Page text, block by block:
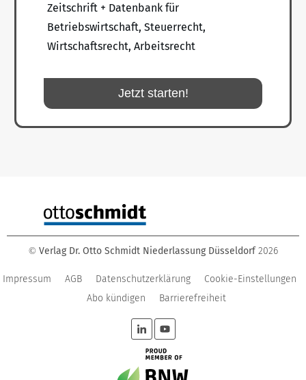
Zeitschrift + Datenbank für
Betriebswirtschaft, Steuerrecht,
Wirtschaftsrecht, Arbeitsrecht
Jetzt starten!
© Verlag Dr. Otto Schmidt Niederlassung Düsseldorf 2026
Impressum AGB Datenschutzerklärung
Cookie-Einstellungen
Abo kündigen
Barrierefreiheit